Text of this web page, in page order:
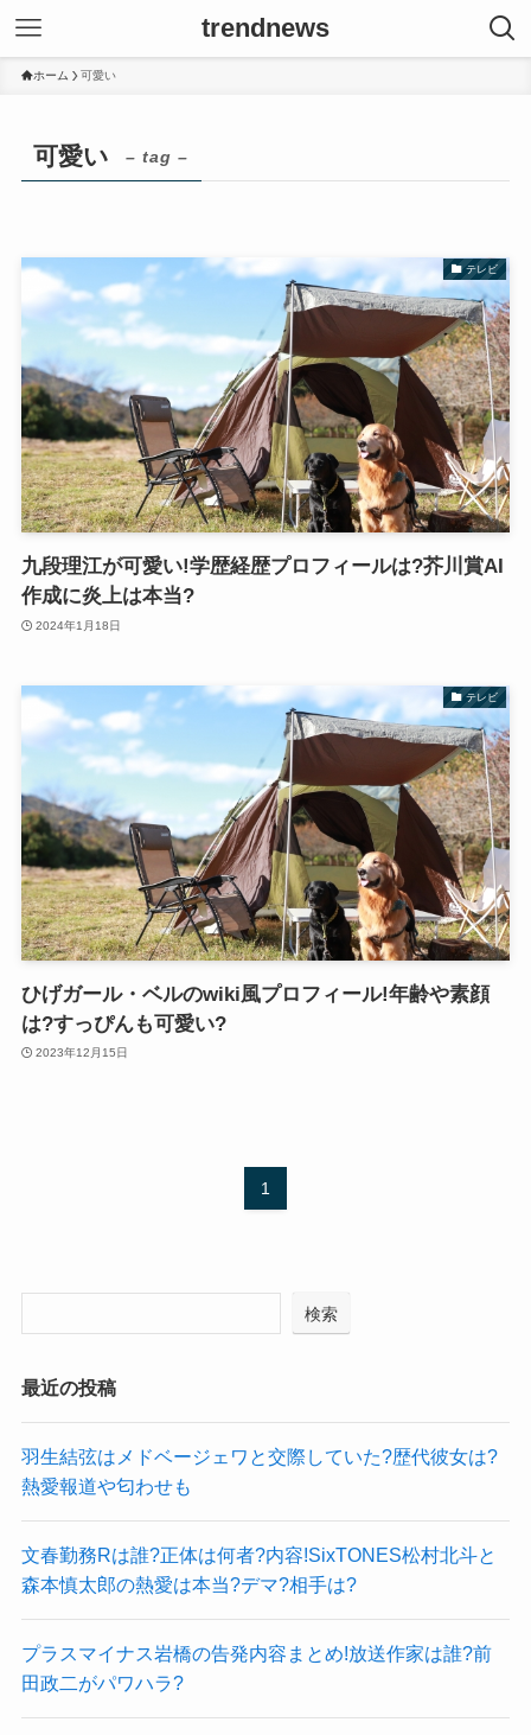
trendnews
ホーム 可愛い
可愛い – tag –
テレビ
九段理江が可愛い!学歴経歴プロフィールは?芥川賞AI
作成に炎上は本当?
2024年1月18日
テレビ
ひげガール・ベルのwiki風プロフィール!年齢や素顔
は?すっぴんも可愛い?
2023年12月15日
1
検索
最近の投稿
羽生結弦はメドベージェワと交際していた?歴代彼女は?
熱愛報道や匂わせも
文春勤務Rは誰?正体は何者?内容!SixTONES松村北斗と
森本慎太郎の熱愛は本当?デマ?相手は?
プラスマイナス岩橋の告発内容まとめ!放送作家は誰?前
田政二がパワハラ?